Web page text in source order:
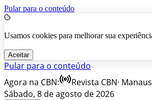
Pular para o conteúdo
Usamos cookies para melhorar sua
Aceitar
Pular para o conteúdo
Agora na CBN:
Revista CBN· Manaus
Sábado, 8 de agosto de 2026